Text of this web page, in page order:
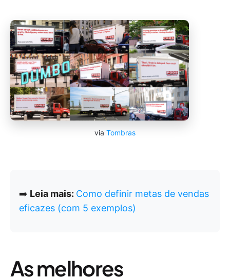
via Tombras
➡️ Leia mais: Como definir metas de vendas
eficazes (com 5 exemplos)
As melhores